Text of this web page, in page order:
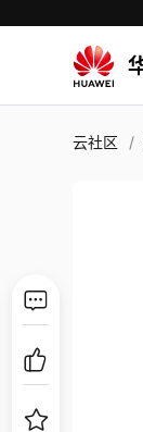
云社区